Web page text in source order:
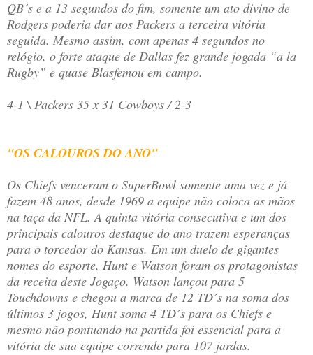
QB´s e a 13 segundos do fim, somente um ato divino de
Rodgers poderia dar aos Packers a terceira vitória
seguida. Mesmo assim, com apenas 4 segundos no
relógio, o forte ataque de Dallas fez grande jogada “a la
Rugby” e quase Blasfemou em campo.
4-1 \ Packers 35 x 31 Cowboys / 2-3
"OS CALOUROS DO ANO"
Os Chiefs venceram o SuperBowl somente uma vez e já
fazem 48 anos, desde 1969 a equipe não coloca as mãos
na taça da NFL. A quinta vitória consecutiva e um dos
principais calouros destaque do ano trazem esperanças
para o torcedor do Kansas. Em um duelo de gigantes
nomes do esporte, Hunt e Watson foram os protagonistas
da receita deste Jogaço. Watson lançou para 5
Touchdowns e chegou a marca de 12 TD´s na soma dos
últimos 3 jogos, Hunt soma 4 TD´s para os Chiefs e
mesmo não pontuando na partida foi essencial para a
vitória de sua equipe correndo para 107 jardas.